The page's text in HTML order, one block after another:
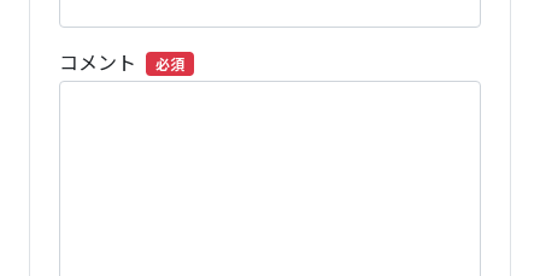
コメント 必須